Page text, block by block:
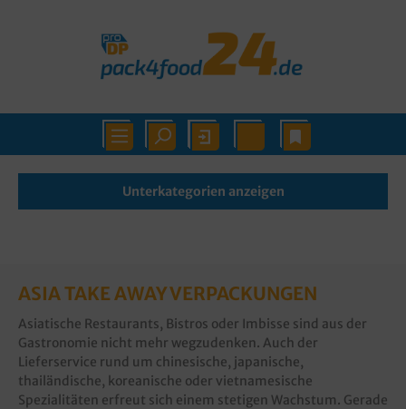
Unterkategorien anzeigen
ASIA TAKE AWAY VERPACKUNGEN
Asiatische Restaurants, Bistros oder Imbisse sind aus der
Gastronomie nicht mehr wegzudenken. Auch der
Lieferservice rund um chinesische, japanische,
thailändische, koreanische oder vietnamesische
Spezialitäten erfreut sich einem stetigen Wachstum. Gerade